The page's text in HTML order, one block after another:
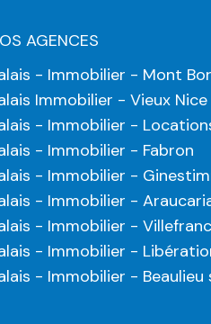
AGENCES
- Immobilier - Mont
Immobilier - Vieux Nice
- Immobilier -
- Immobilier - Fabron
- Immobilier -
- Immobilier -
- Immobilier -
- Immobilier -
- Immobilier - Beaulieu